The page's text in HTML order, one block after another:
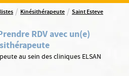
/ Kinésithérapeute / Saint Esteve
RDV avec un(e)
au sein des cliniques ELSAN